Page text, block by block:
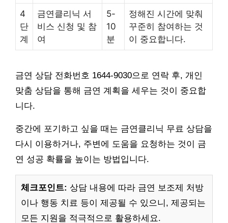
4
단
계
금연클리닉 서
비스 신청 및 참
여
5-
10
분
정해진 시간에 맞춰
꾸준히 참여하는 것
이 중요합니다.
금연 상담 전화번호 1644-9030으로 연락 후, 개인
맞춤 상담을 통해 금연 계획을 세우는 것이 중요합
니다.
중간에 포기하고 싶을 때는 금연클리닉 무료 상담을
다시 이용하거나, 주변에 도움을 요청하는 것이 금
연 성공 확률을 높이는 방법입니다.
체크포인트: 상담 내용에 따라 금연 보조제 처방
이나 행동 치료 등이 제공될 수 있으니, 제공되는
모든 지원을 적극적으로 활용하세요.